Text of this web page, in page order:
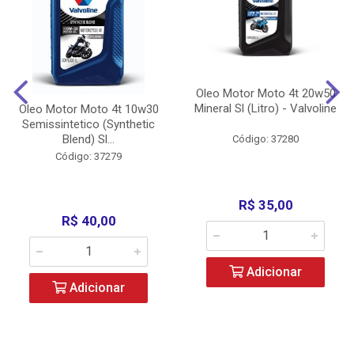
Oleo Motor Moto 4t 10w30
Semissintetico (Synthetic
Blend) Sl...
Código: 37279
R$ 40,00
Adicionar
Oleo Motor Moto 4t 20w50
Mineral Sl (Litro) - Valvoline
Código: 37280
R$ 35,00
Adicionar